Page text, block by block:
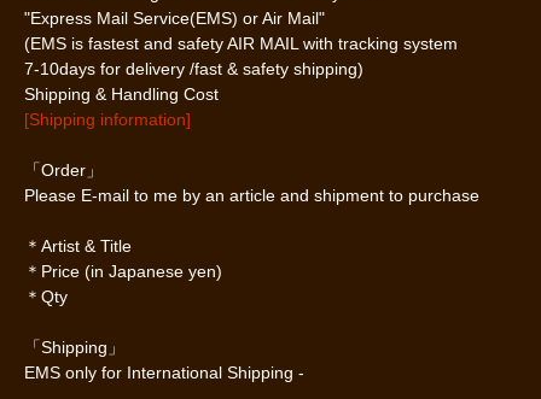
"Express Mail Service(EMS) or Air Mail"
(EMS is fastest and safety AIR MAIL with tracking system
7-10days for delivery /fast & safety shipping)
Shipping & Handling Cost
[Shipping information]
「Order」
Please E-mail to me by an article and shipment to purchase
＊Artist & Title
＊Price (in Japanese yen)
＊Qty
「Shipping」
EMS only for International Shipping -